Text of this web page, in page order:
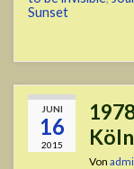
Sunset
JUNI
16
2015
Köln
Von